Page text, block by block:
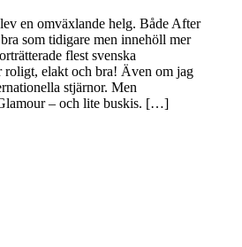
en omväxlande helg. Både After
som tidigare men innehöll mer
flest svenska
roligt, elakt och bra! Även om jag
stjärnor. Men
– och lite buskis. […]